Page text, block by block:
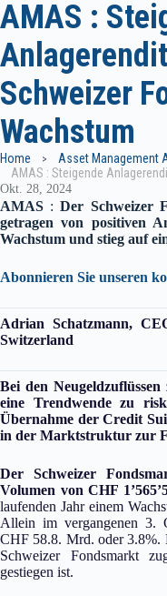
AMAS :
Schweizer
Wachstum
Home
Asset Management
Okt. 28, 2024
AMAS :Der Schweizer
getragen von positiven
Wachstum und stieg auf
Abonnieren Sie unseren
Adrian Schatzmann,
Switzerland
Bei den
eine Trendwende zu
Übernahme der Credit
in der Marktstruktur zur
Der Schweizer
Volumen von CHF
laufenden Jahr einem
Allein im vergangenen 3.
CHF 58.8. Mrd. oder 3.8%.
Schweizer Fondsmarkt
gestiegen ist.